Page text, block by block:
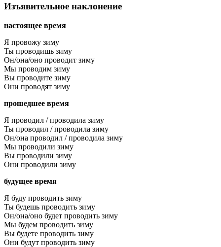
Изъявительное наклонение
настоящее время
Я провожу зиму
Ты проводишь зиму
Он/она/оно проводит зиму
Мы проводим зиму
Вы проводите зиму
Они проводят зиму
прошедшее время
Я проводил / проводила зиму
Ты проводил / проводила зиму
Он/она проводил / проводила зиму
Мы проводили зиму
Вы проводили зиму
Они проводили зиму
будущее время
Я буду проводить зиму
Ты будешь проводить зиму
Он/она/оно будет проводить зиму
Мы будем проводить зиму
Вы будете проводить зиму
Они будут проводить зиму